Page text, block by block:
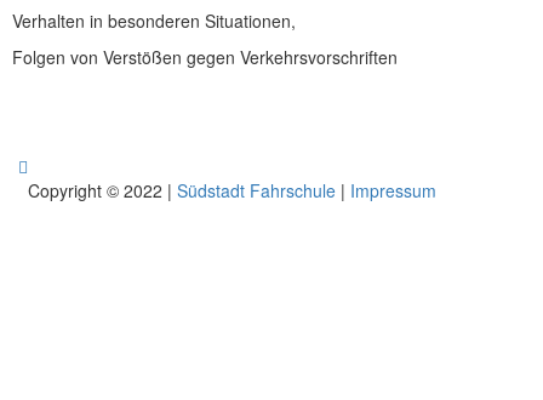
Verhalten in besonderen Situationen,
Folgen von Verstößen gegen Verkehrsvorschriften
Copyright © 2022 | Südstadt Fahrschule | Impressum